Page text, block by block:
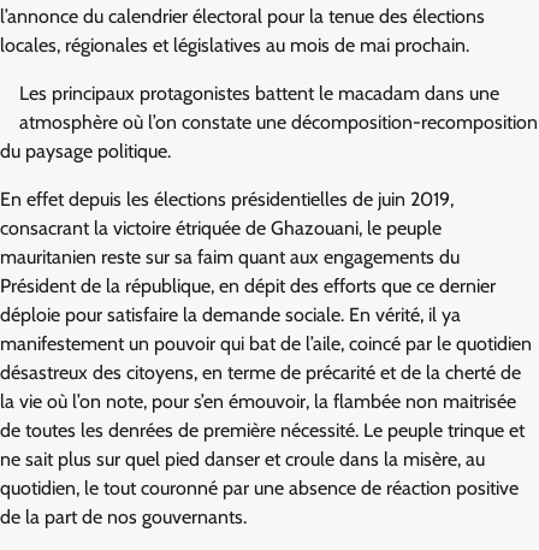
l’annonce du calendrier électoral pour la tenue des élections
locales, régionales et législatives au mois de mai prochain.
Les principaux protagonistes battent le macadam dans une
atmosphère où l’on constate une décomposition-recomposition
du paysage politique.
En effet depuis les élections présidentielles de juin 2019,
consacrant la victoire étriquée de Ghazouani, le peuple
mauritanien reste sur sa faim quant aux engagements du
Président de la république, en dépit des efforts que ce dernier
déploie pour satisfaire la demande sociale. En vérité, il ya
manifestement un pouvoir qui bat de l’aile, coincé par le quotidien
désastreux des citoyens, en terme de précarité et de la cherté de
la vie où l’on note, pour s’en émouvoir, la flambée non maitrisée
de toutes les denrées de première nécessité. Le peuple trinque et
ne sait plus sur quel pied danser et croule dans la misère, au
quotidien, le tout couronné par une absence de réaction positive
de la part de nos gouvernants.